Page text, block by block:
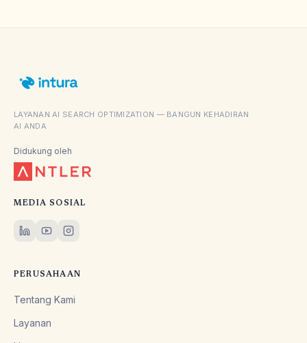
LAYANAN AI SEARCH OPTIMIZATION — BANGUN KEHADIRAN
AI ANDA
Didukung oleh
MEDIA SOSIAL
PERUSAHAAN
Tentang Kami
Layanan